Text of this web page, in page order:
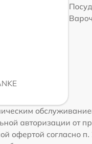
авторизации от
офертой согласно